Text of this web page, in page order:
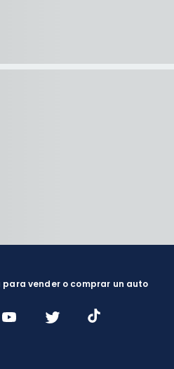
vender o comprar un auto